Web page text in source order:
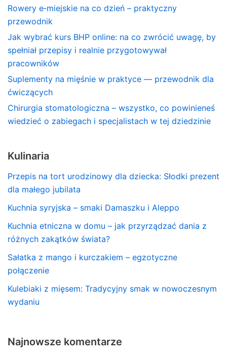
Rowery e‑miejskie na co dzień – praktyczny
przewodnik
Jak wybrać kurs BHP online: na co zwrócić uwagę, by
spełniał przepisy i realnie przygotowywał
pracowników
Suplementy na mięśnie w praktyce — przewodnik dla
ćwiczących
Chirurgia stomatologiczna – wszystko, co powinieneś
wiedzieć o zabiegach i specjalistach w tej dziedzinie
Kulinaria
Przepis na tort urodzinowy dla dziecka: Słodki prezent
dla małego jubilata
Kuchnia syryjska – smaki Damaszku i Aleppo
Kuchnia etniczna w domu – jak przyrządzać dania z
różnych zakątków świata?
Sałatka z mango i kurczakiem – egzotyczne
połączenie
Kulebiaki z mięsem: Tradycyjny smak w nowoczesnym
wydaniu
Najnowsze komentarze